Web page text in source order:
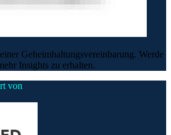
Geheimhaltungsvereinbarung. Werde
Insights zu erhalten.
von